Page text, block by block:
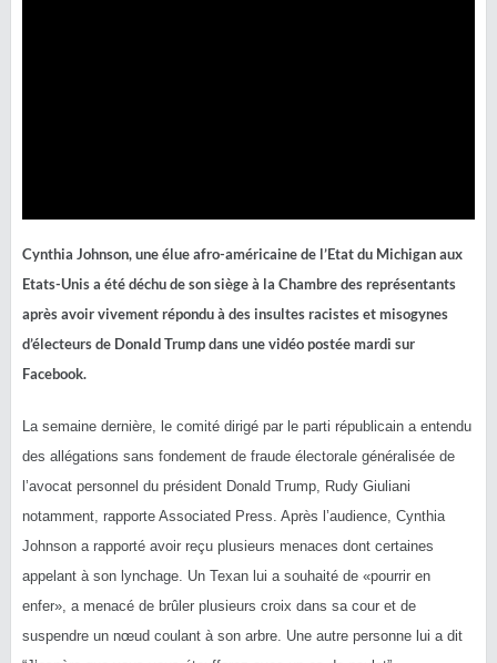
Cynthia Johnson, une élue afro-américaine de l’Etat du Michigan aux
Etats-Unis a été déchu de son siège à la Chambre des représentants
après avoir vivement répondu à des insultes racistes et misogynes
d’électeurs de Donald Trump dans une vidéo postée mardi sur
Facebook.
La semaine dernière, le comité dirigé par le parti républicain a entendu
des allégations sans fondement de fraude électorale généralisée de
l’avocat personnel du président Donald Trump, Rudy Giuliani
notamment, rapporte Associated Press. Après l’audience, Cynthia
Johnson a rapporté avoir reçu plusieurs menaces dont certaines
appelant à son lynchage. Un Texan lui a souhaité de «pourrir en
enfer», a menacé de brûler plusieurs croix dans sa cour et de
suspendre un nœud coulant à son arbre. Une autre personne lui a dit